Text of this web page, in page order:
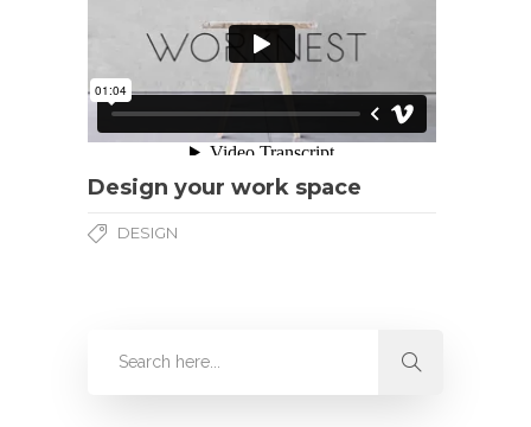
Design your work space
DESIGN